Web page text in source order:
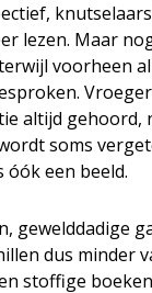
lezen. Maar
voorheen
altijd gehoord,
soms
óók een beeld.
gewelddadige
dus minder
stoffige